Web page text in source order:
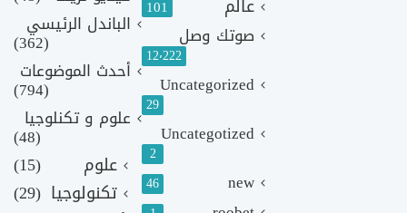
عالم 101
صوتك وصل
12٬222
Uncategorized
29
Uncategotized
2
new
46
الباندل الرئيسي
(362)
أحدث الموضوعات
(794)
علوم و تكنلوجيا
(48)
علوم
(15)
تكنولوجيا (29)